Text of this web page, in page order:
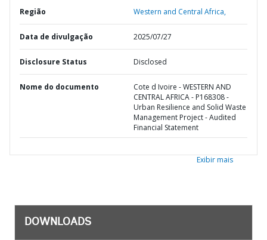
Região Western and Central Africa,
Data de divulgação 2025/07/27
Disclosure Status Disclosed
Nome do documento
Cote d Ivoire - WESTERN AND
CENTRAL AFRICA - P168308 -
Urban Resilience and Solid Waste
Management Project - Audited
Financial Statement
Exibir mais
DOWNLOADS